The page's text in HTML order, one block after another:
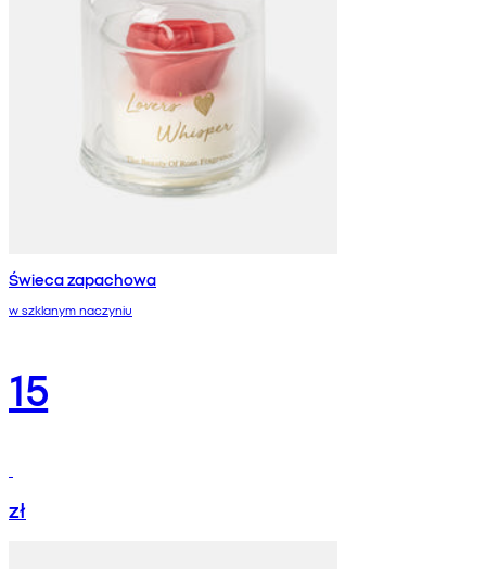
Świeca zapachowa
w szklanym naczyniu
15
zł